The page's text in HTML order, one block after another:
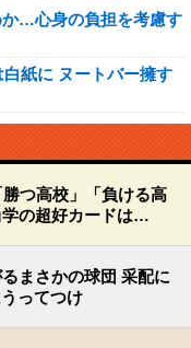
か…心身の負担を考慮す
紙に ヌートバー擁す
勝つ高校」「負ける高
の超好カードは…
まさかの球団 采配に
ってつけ